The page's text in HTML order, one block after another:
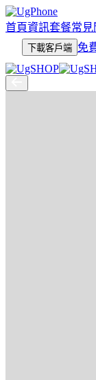
首頁資訊套餐常見
下載客戶端 免